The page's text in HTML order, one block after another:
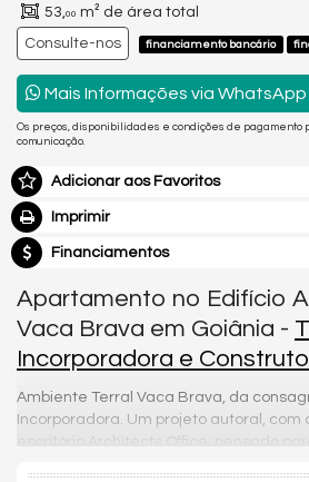
53,00 m² de área total
Consulte-nos
financiamento bancário
Mais Informações via WhatsApp
Os preços, disponibilidades e condições de pagamento
comunicação.
Adicionar aos Favoritos
Imprimir
Financiamentos
Apartamento no Edifício
Vaca Brava em Goiânia -
Incorporadora e
Ambiente Terral Vaca Brava, da
Incorporadora. Um projeto autoral,
escritório Architects Office, pensado